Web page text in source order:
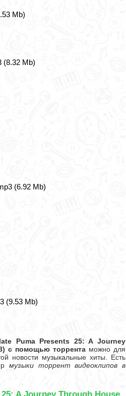
Mb)
(8.32 Mb)
(6.92 Mb)
(9.53 Mb)
Puma Presents 25: A Journey
с помощью торрента можно для
новости музыкальные хиты. Есть
музыки торрент видеоклипов в